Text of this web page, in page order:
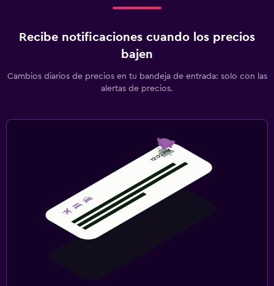
Recibe notificaciones cuando los precios
bajen
Cambios diarios de precios en tu bandeja de entrada: solo con las
alertas de precios.